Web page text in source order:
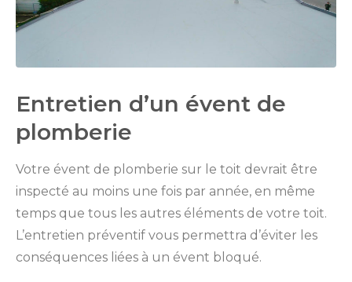
Entretien d’un évent de
plomberie
Votre évent de plomberie sur le toit devrait être
inspecté au moins une fois par année, en même
temps que tous les autres éléments de votre toit.
L’entretien préventif vous permettra d’éviter les
conséquences liées à un évent bloqué.